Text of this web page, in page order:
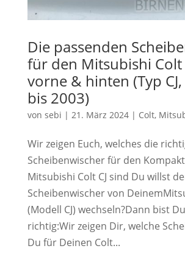
Die passenden
für den Mitsubishi
vorne & hinten (Typ CJ,
bis 2003)
von sebi | 21. März 2024| Colt,
Wir zeigen Euch, welches die
Scheibenwischer für den
Mitsubishi Colt CJ sind Du willst
Scheibenwischer von
(Modell CJ) wechseln?Dann bist
richtig:Wir zeigen Dir, welche
Du für Deinen Colt...